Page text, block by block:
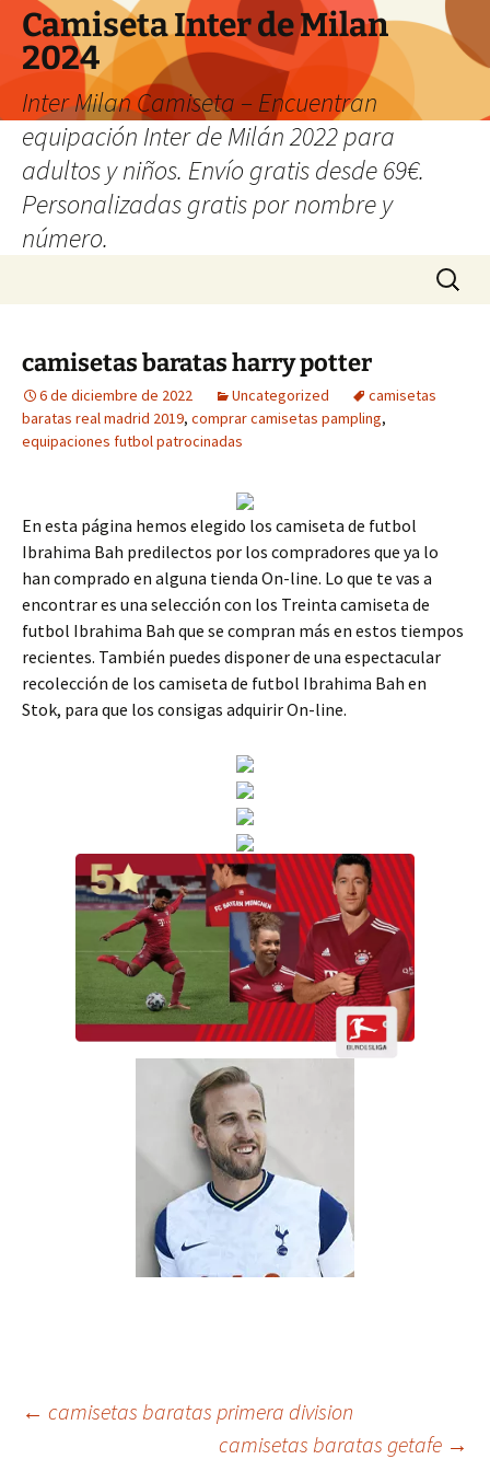
Camiseta Inter de Milan
2024
Inter Milan Camiseta – Encuentran
equipación Inter de Milán 2022 para
adultos y niños. Envío gratis desde 69€.
Personalizadas gratis por nombre y
número.
Buscar:
camisetas baratas harry potter
6 de diciembre de 2022 Uncategorized
camisetas
baratas real madrid 2019, comprar camisetas pampling,
equipaciones futbol patrocinadas
En esta página hemos elegido los camiseta de futbol
Ibrahima Bah predilectos por los compradores que ya lo
han comprado en alguna tienda On-line. Lo que te vas a
encontrar es una selección con los Treinta camiseta de
futbol Ibrahima Bah que se compran más en estos tiempos
recientes. También puedes disponer de una espectacular
recolección de los camiseta de futbol Ibrahima Bah en
Stok, para que los consigas adquirir On-line.
Navegación
← camisetas baratas primera division
camisetas baratas getafe →